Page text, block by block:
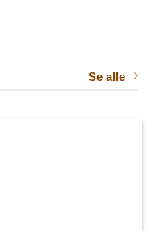
Se alle